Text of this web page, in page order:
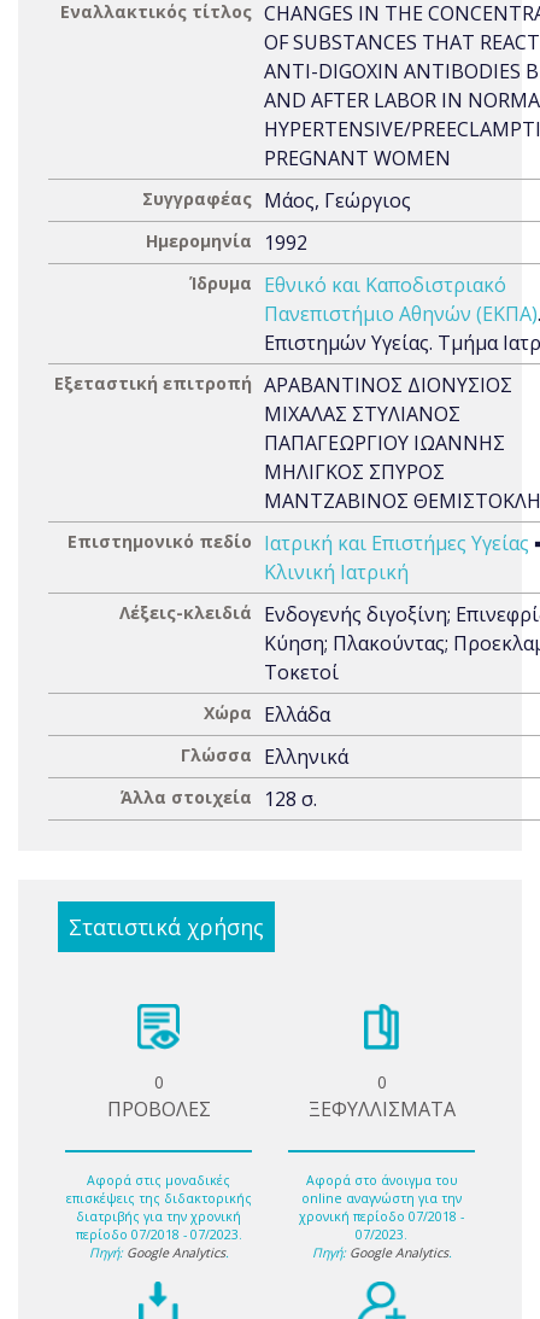
Εναλλακτικός τίτλος CHANGES IN THE
OF SUBSTANCES THAT
ANTI-DIGOXIN ANTIBODIES
AND AFTER LABOR IN
HYPERTENSIVE/
PREGNANT WOMEN
Συγγραφέας Μάος, Γεώργιος
Ημερομηνία 1992
Ίδρυμα
Εθνικό και Καποδιστριακό
Πανεπιστήμιο Αθηνών (ΕΚΠΑ)
Επιστημών Υγείας. Τμήμα
Εξεταστική επιτροπή ΑΡΑΒΑΝΤΙΝΟΣ ΔΙΟΝΥΣΙΟΣ
ΜΙΧΑΛΑΣ ΣΤΥΛΙΑΝΟΣ
ΠΑΠΑΓΕΩΡΓΙΟΥ ΙΩΑΝΝΗΣ
ΜΗΛΙΓΚΟΣ ΣΠΥΡΟΣ
ΜΑΝΤΖΑΒΙΝΟΣ
Επιστημονικό πεδίο Ιατρική και Επιστήμες Υγείας
Κλινική Ιατρική
Λέξεις-κλειδιά
Ενδογενής διγοξίνη;
Κύηση; Πλακούντας;
Τοκετοί
Χώρα Ελλάδα
Γλώσσα Ελληνικά
Άλλα στοιχεία 128 σ.
Στατιστικά χρήσης
0
ΠΡΟΒΟΛΕΣ
Αφορά στις μοναδικές
επισκέψεις της διδακτορικής
διατριβής για την χρονική
περίοδο 07/2018 - 07/2023.
Πηγή: Google Analytics.
0
ΞΕΦΥΛΛΙΣΜΑΤΑ
Αφορά στο άνοιγμα του
online αναγνώστη για την
χρονική περίοδο 07/2018 -
07/2023.
Πηγή: Google Analytics.